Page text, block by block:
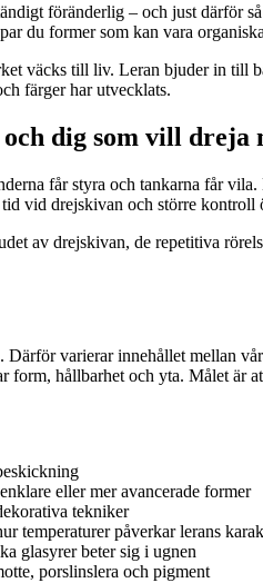
föränderlig – och just därför
du former som kan vara
väcks till liv. Leran bjuder in
färger har utvecklats.
dig som vill dreja
får styra och tankarna får
vid drejskivan och större kontroll
av drejskivan, de repetitiva
varierar innehållet mellan
hållbarhet och yta. Målet
eller mer avancerade former
tekniker
temperaturer påverkar lerans
glasyrer beter sig i ugnen
porslinslera och pigment